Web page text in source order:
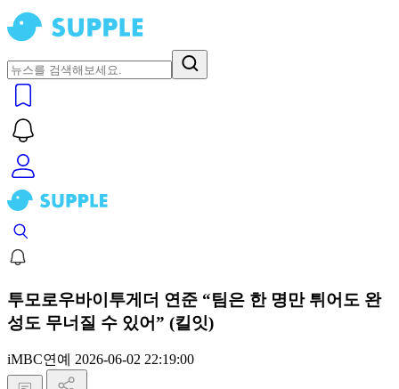
투모로우바이투게더 연준 “팀은 한 명만 튀어도 완
성도 무너질 수 있어” (킬잇)
iMBC연예 2026-06-02 22:19:00